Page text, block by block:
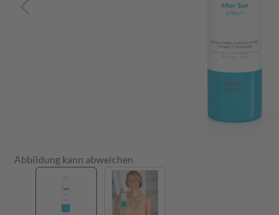
Abbildung kann abweichen